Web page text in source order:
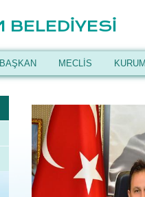
BELEDİYESİ
BAŞKAN MECLİS